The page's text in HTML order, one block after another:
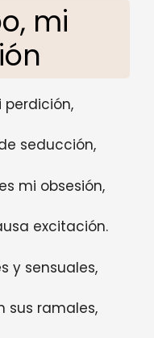
mi
perdición,
seducción,
mi obsesión,
excitación.
y sensuales,
sus ramales,